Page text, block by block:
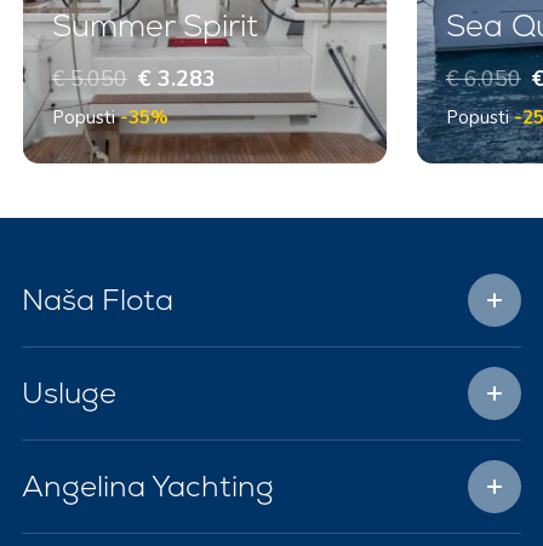
Summer Spirit
€ 5.050 € 3.283
Popusti-35%
Sea
€ 6.050
Popusti-
Naša Flota
Usluge
Angelina Yachting